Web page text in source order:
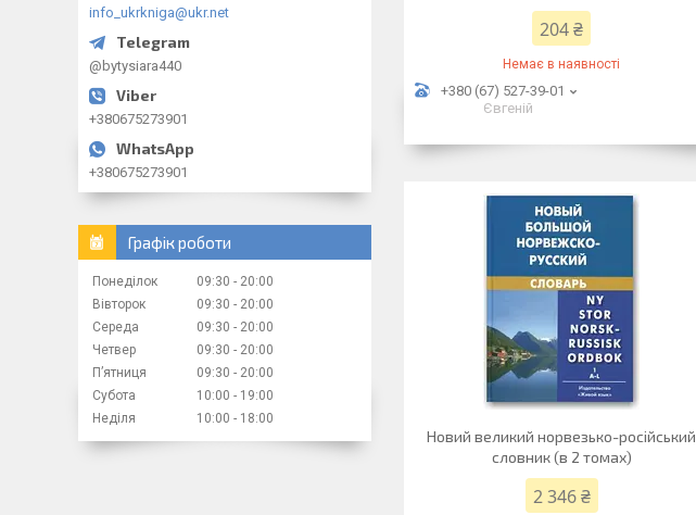
204 ₴
Немає в наявності
+380 (67) 527-39-01
Євгеній
Новий великий норвезько-російський
словник (в 2 томах)
2 346 ₴
info_ukrkniga@ukr.net
@bytysiara440
+380675273901
+380675273901
Графік роботи
Понеділок 09:30
20:00
Вівторок
09:30
20:00
Середа
09:30
20:00
Четвер
09:30
20:00
Пʼятниця
09:30
20:00
Субота
10:00
19:00
Неділя
10:00 18:00